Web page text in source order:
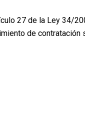
27 de la Ley 34/
de